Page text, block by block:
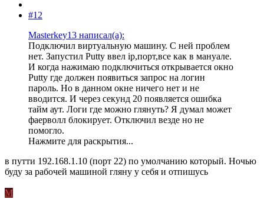
#12
Masterkey13 написал(а):
Подключил виртуальную машину. С ней проблем
нет. Запустил Putty ввел ip,порт,все как в мануале.
И когда нажимаю подключиться открывается окно
Putty где должен появиться запрос на логин
пароль. Но в данном окне ничего нет и не
вводится. И через секунд 20 появляется ошибка
тайм аут. Логи где можно глянуть? Я думал может
фаерволл блокирует. Отключил везде но не
помогло.
Нажмите для раскрытия...
в путти 192.168.1.10 (порт 22) по умолчанию который. Ночью
буду за рабочей машиной гляну у себя и отпишусь
M